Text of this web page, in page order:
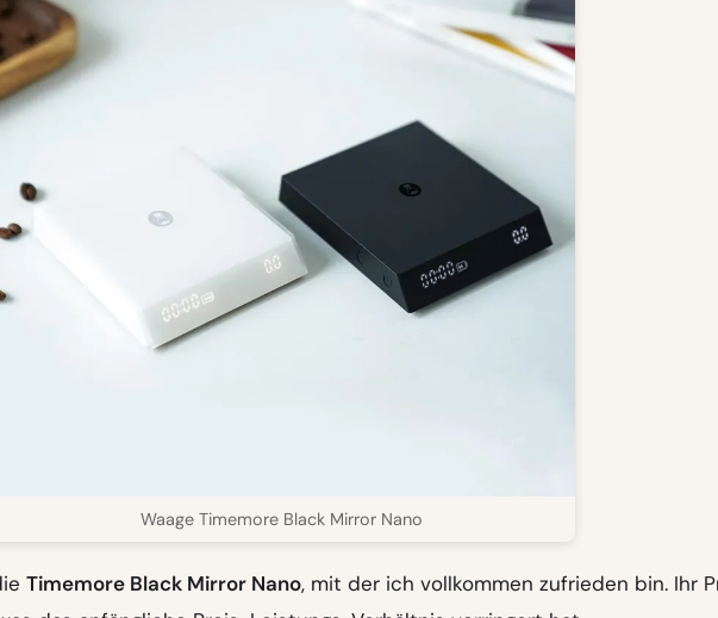
Waage Timemore Black Mirror Nano
Timemore Black Mirror Nano, mit der ich vollkommen zufrieden bin. Ihr